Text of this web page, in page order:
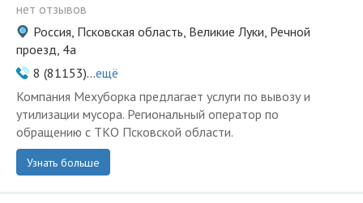
нет отзывов
Россия, Псковская область, Великие Луки, Речной
проезд, 4а
8 (81153)...ещё
Компания Мехуборка предлагает услуги по вывозу и
утилизации мусора. Региональный оператор по
обращению с ТКО Псковской области.
Узнать больше